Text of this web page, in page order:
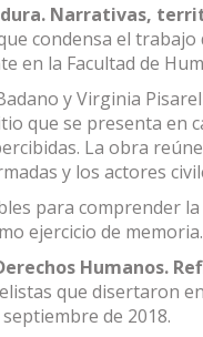
Narrativas,
condensa el
en la Facultad de
y Virginia
que se presenta en
La obra
y los actores
para comprender
ejercicio de memoria.
Humanos.
que disertaron
de 2018.